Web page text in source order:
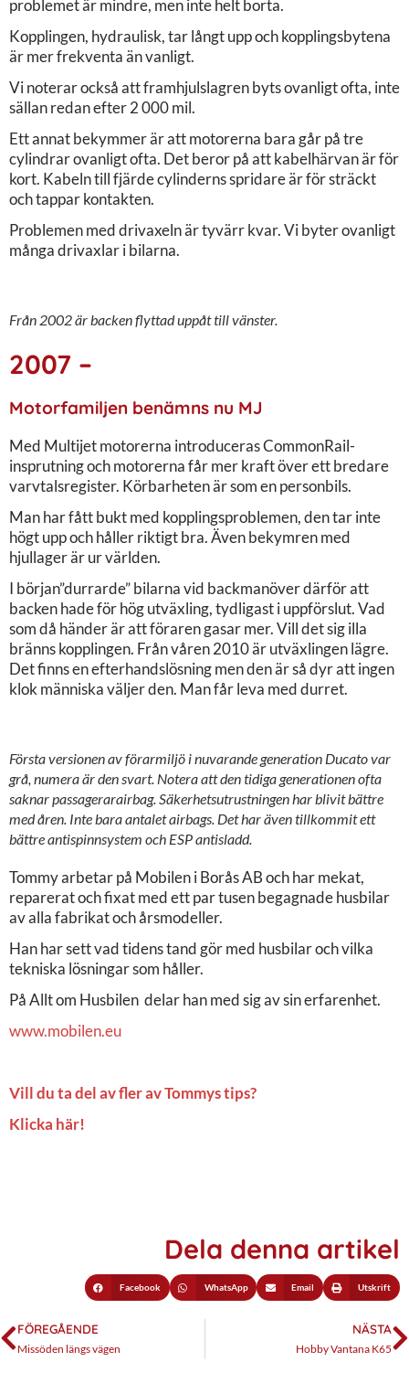
problemet är mindre, men inte helt borta.
Kopplingen, hydraulisk, tar långt upp och kopplingsbytena
är mer frekventa än vanligt.
Vi noterar också att framhjulslagren byts ovanligt ofta, inte
sällan redan efter 2 000 mil.
Ett annat bekymmer är att motorerna bara går på tre
cylindrar ovanligt ofta. Det beror på att kabelhärvan är för
kort. Kabeln till fjärde cylinderns spridare är för sträckt
och tappar kontakten.
Problemen med drivaxeln är tyvärr kvar. Vi byter ovanligt
många drivaxlar i bilarna.
Från 2002 är backen flyttad uppåt till vänster.
2007 –
Motorfamiljen benämns nu MJ
Med Multijet motorerna introduceras CommonRail-
insprutning och motorerna får mer kraft över ett bredare
varvtalsregister. Körbarheten är som en personbils.
Man har fått bukt med kopplingsproblemen, den tar inte
högt upp och håller riktigt bra. Även bekymren med
hjullager är ur världen.
I början”durrarde” bilarna vid backmanöver därför att
backen hade för hög utväxling, tydligast i uppförslut. Vad
som då händer är att föraren gasar mer. Vill det sig illa
bränns kopplingen. Från våren 2010 är utväxlingen lägre.
Det finns en efterhandslösning men den är så dyr att ingen
klok människa väljer den. Man får leva med durret.
Första versionen av förarmiljö i nuvarande generation Ducato var
grå, numera är den svart. Notera att den tidiga generationen ofta
saknar passagerarairbag. Säkerhetsutrustningen har blivit bättre
med åren. Inte bara antalet airbags. Det har även tillkommit ett
bättre antispinnsystem och ESP antisladd.
Tommy arbetar på Mobilen i Borås AB och har mekat,
reparerat och fixat med ett par tusen begagnade husbilar
av alla fabrikat och årsmodeller.
Han har sett vad tidens tand gör med husbilar och vilka
tekniska lösningar som håller.
På Allt om Husbilen delar han med sig av sin erfarenhet.
www.mobilen.eu
Vill du ta del av fler av Tommys tips?
Klicka här!
Dela denna artikel
Facebook WhatsApp Email Utskrift
FÖREGÅENDE
Missöden längs vägen
NÄSTA
Hobby Vantana K65